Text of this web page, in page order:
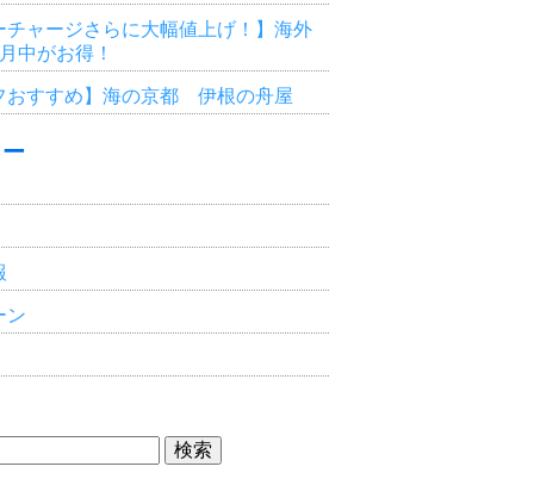
チャージさらに大幅値上げ！】海外
中がお得！
おすすめ】海の京都 伊根の舟屋
ン